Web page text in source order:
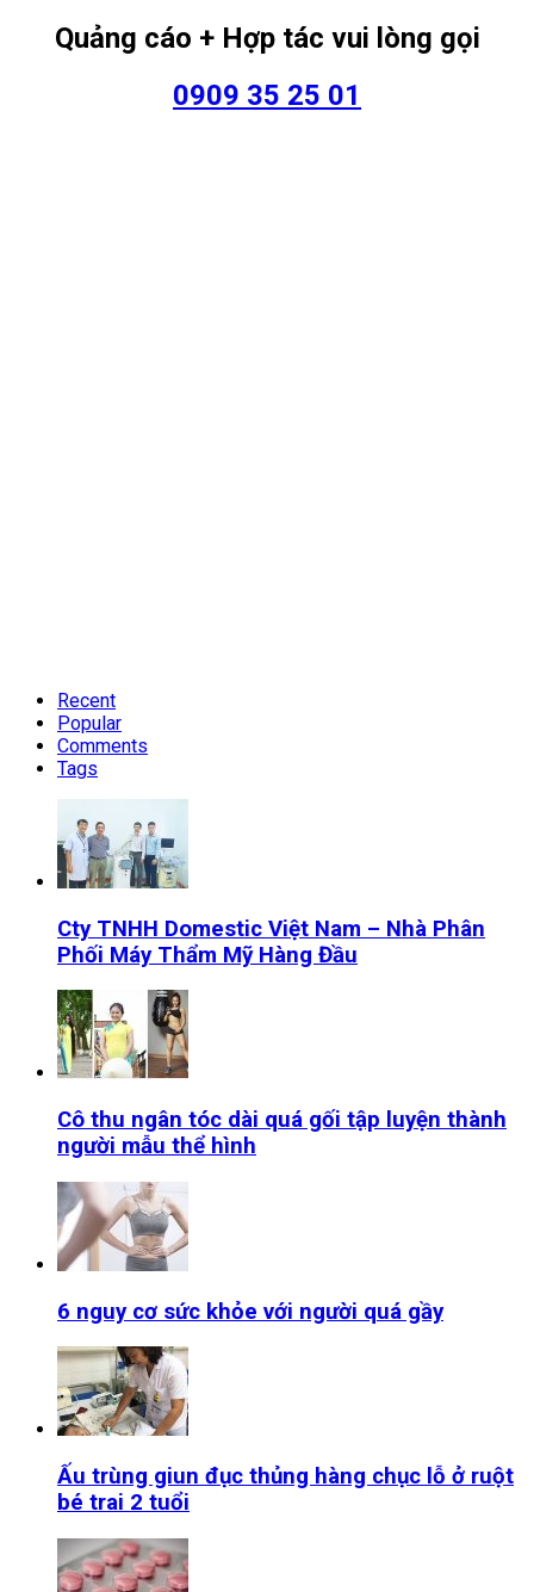
Quảng cáo + Hợp tác vui lòng gọi
0909 35 25 01
Recent
Popular
Comments
Tags
Cty TNHH Domestic Việt Nam – Nhà Phân
Phối Máy Thẩm Mỹ Hàng Đầu
Cô thu ngân tóc dài quá gối tập luyện thành
người mẫu thể hình
6 nguy cơ sức khỏe với người quá gầy
Ấu trùng giun đục thủng hàng chục lỗ ở ruột
bé trai 2 tuổi